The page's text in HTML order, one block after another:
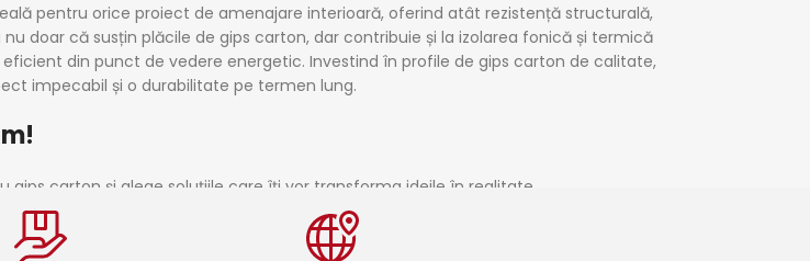
pentru orice proiect de amenajare interioară, oferind atât rezistență structurală,
doar că susțin plăcile de gips carton, dar contribuie și la izolarea fonică și termică
din punct de vedere energetic. Investind în profile de gips carton de calitate,
impecabil și o durabilitate pe termen lung.
gips carton și alege soluțiile care îți vor transforma ideile în realitate.